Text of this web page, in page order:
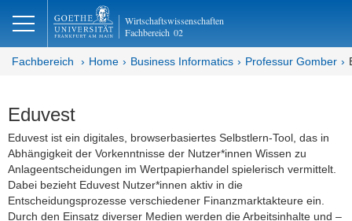
Wirtschaftswissenschaften
Fachbereich 02
Fachbereich Home Business Informatics Professur Gomber
Eduvest
Eduvest ist ein digitales, browserbasiertes Selbstlern-Tool, das in
Abhängigkeit der Vorkenntnisse der Nutzer*innen Wissen zu
Anlageentscheidungen im Wertpapierhandel spielerisch vermittelt.
Dabei bezieht Eduvest Nutzer*innen aktiv in die
Entscheidungsprozesse verschiedener Finanzmarktakteure ein.
Durch den Einsatz diverser Medien werden die Arbeitsinhalte und –